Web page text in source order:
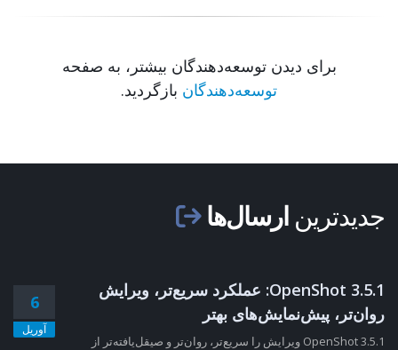
برای دیدن توسعه‌دهندگان بیشتر، به صفحه
توسعه‌دهندگان بازگردید.
جدیدترین ارسال‌ها
6
آوریل
OpenShot 3.5.1: عملکرد سریع‌تر، ویرایش
روان‌تر، پیش‌نمایش‌های بهتر
OpenShot 3.5.1 ویرایش را سریع‌تر، روان‌تر و صیقل‌یافته‌تر از